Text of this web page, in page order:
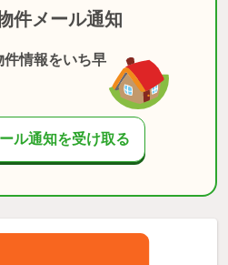
件メール通知
情報をいち早
ル通知を受け取る